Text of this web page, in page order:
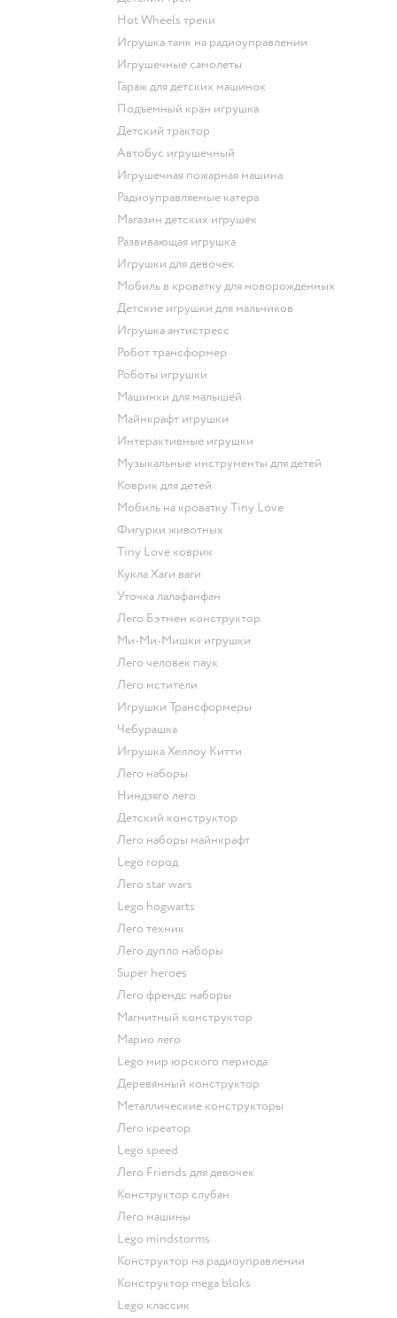
Hot Wheels треки
Игрушка танк на радиоуправлении
Игрушечные самолеты
Гараж для детских машинок
Подъемный кран игрушка
Детский трактор
Автобус игрушечный
Игрушечная пожарная машина
Радиоуправляемые катера
Магазин детских игрушек
Развивающая игрушка
Игрушки для девочек
Мобиль в кроватку для новорожденных
Детские игрушки для мальчиков
Игрушка антистресс
Робот трансформер
Роботы игрушки
Машинки для малышей
Майнкрафт игрушки
Интерактивные игрушки
Музыкальные инструменты для детей
Коврик для детей
Мобиль на кроватку Tiny Love
Фигурки животных
Tiny Love коврик
Кукла Хаги ваги
Уточка лалафанфан
Лего Бэтмен конструктор
Ми-Ми-Мишки игрушки
Лего человек паук
Лего мстители
Игрушки Трансформеры
Чебурашка
Игрушка Хеллоу Китти
Лего наборы
Ниндзяго лего
Детский конструктор
Лего наборы майнкрафт
Lego город
Лего star wars
Lego hogwarts
Лего техник
Лего дупло наборы
Super heroes
Лего френдс наборы
Магнитный конструктор
Марио лего
Lego мир юрского периода
Деревянный конструктор
Металлические конструкторы
Лего креатор
Lego speed
Лего Friends для девочек
Конструктор слубан
Лего машины
Lego mindstorms
Конструктор на радиоуправлении
Конструктор mega bloks
Lego классик